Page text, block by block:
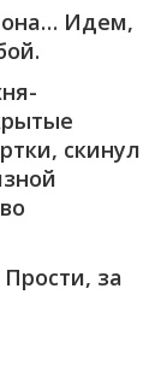
она… Идем,
скинул
за